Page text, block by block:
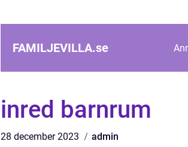
FAMILJEVILLA.se
inred barnrum
28 december 2023 admin